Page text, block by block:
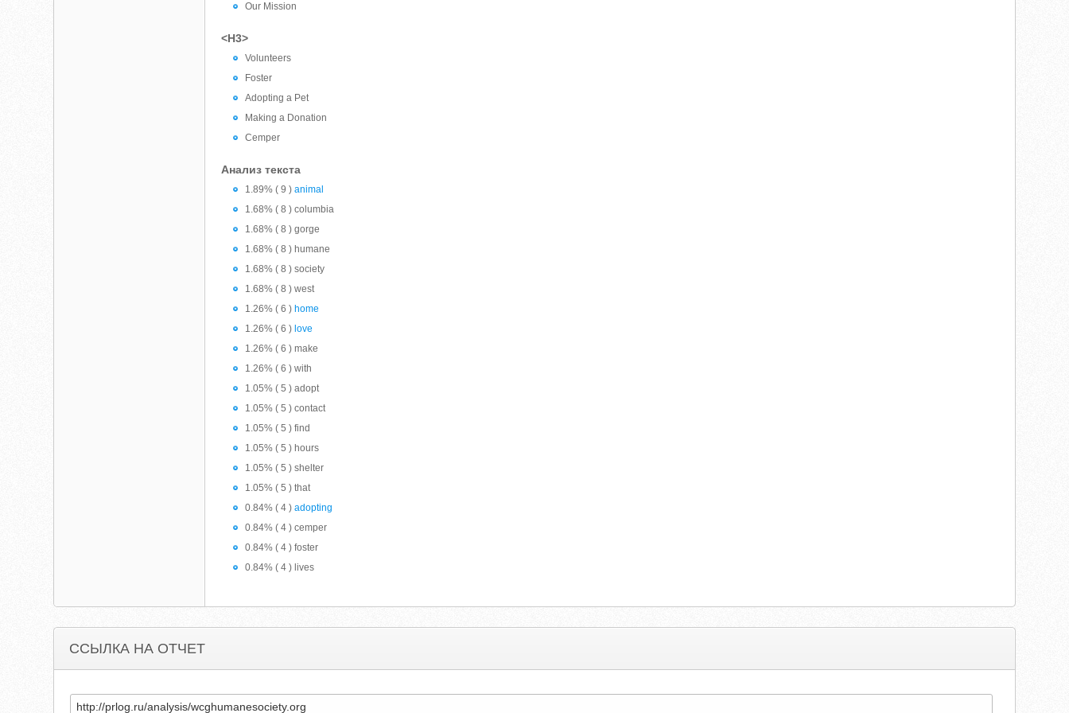
Our Mission
<H3>
Volunteers
Foster
Adopting a Pet
Making a Donation
Cemper
Анализ текста
1.89% ( 9 )animal
1.68% ( 8 ) columbia
1.68% ( 8 ) gorge
1.68% ( 8 ) humane
1.68% ( 8 ) society
1.68% ( 8 ) west
1.26% ( 6 ) home
1.26% ( 6 ) love
1.26% ( 6 ) make
1.26% ( 6 ) with
1.05% ( 5 ) adopt
1.05% ( 5 ) contact
1.05% ( 5 ) find
1.05% ( 5 ) hours
1.05% ( 5 ) shelter
1.05% ( 5 ) that
0.84% ( 4 )adopting
0.84% ( 4 ) cemper
0.84% ( 4 ) foster
0.84% ( 4 ) lives
ССЫЛКА НА ОТЧЕТ